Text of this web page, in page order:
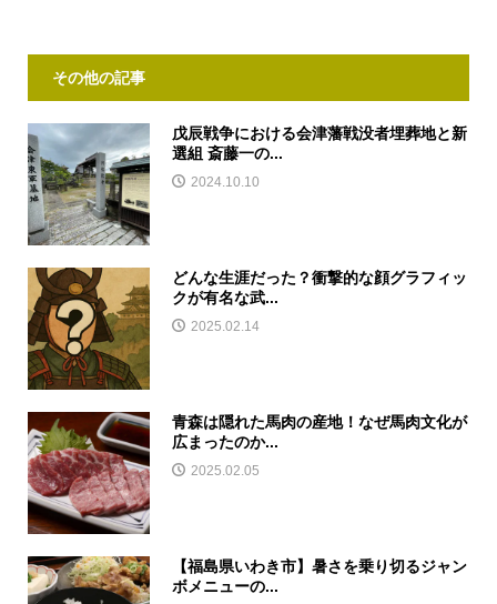
その他の記事
戊辰戦争における会津藩戦没者埋葬地と新
選組 斎藤一の...
2024.10.10
どんな生涯だった？衝撃的な顔グラフィッ
クが有名な武...
2025.02.14
青森は隠れた馬肉の産地！なぜ馬肉文化が
広まったのか...
2025.02.05
【福島県いわき市】暑さを乗り切るジャン
ボメニューの...